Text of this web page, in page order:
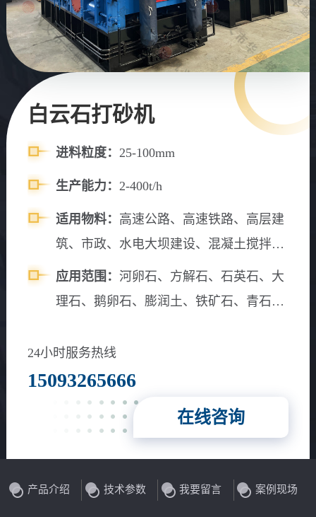
白云石打砂机
进料粒度： 25-100mm
生产能力： 2-400t/h
适用物料： 高速公路、高速铁路、高层建
筑、市政、水电大坝建设、混凝土搅拌
站、砂石料场等。
应用范围： 河卵石、方解石、石英石、大
理石、鹅卵石、膨润土、铁矿石、青石、
花岗岩、玄武岩等
24小时服务热线
15093265666
在线咨询
产品介绍 技术参数 我要留言 案例现场